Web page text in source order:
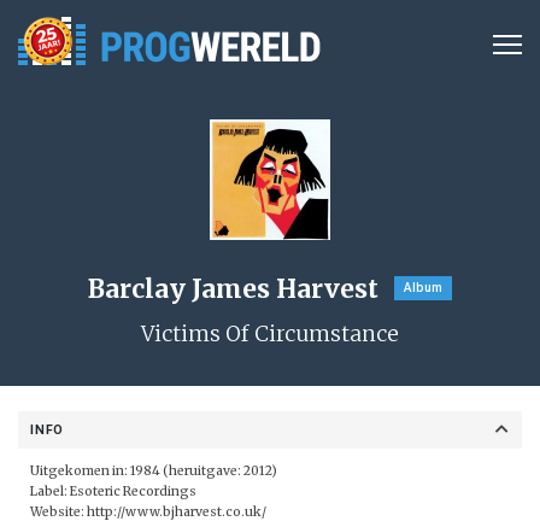
Barclay James Harvest Album
Victims Of Circumstance
INFO
Uitgekomen in: 1984 (heruitgave: 2012)
Label: Esoteric Recordings
Website: http://www.bjharvest.co.uk/